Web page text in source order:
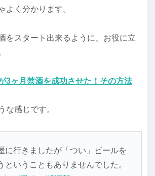
よく分かります。
をスタート出来るように、お役に立
3ヶ月禁酒を成功させた！その方法
な感じです。
に行きましたが「つい」ビールを
ということもありませんでした。